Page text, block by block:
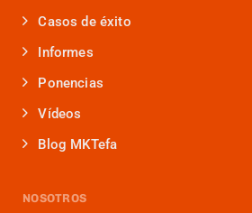
Casos de éxito
Informes
Ponencias
Vídeos
Blog MKTefa
NOSOTROS